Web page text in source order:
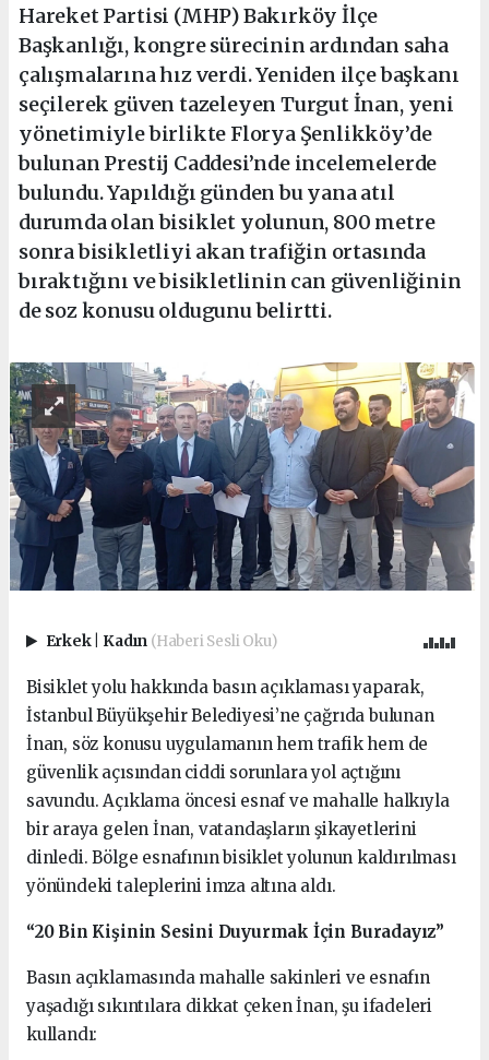
Hareket Partisi (MHP) Bakırköy İlçe
Başkanlığı, kongre sürecinin ardından saha
çalışmalarına hız verdi. Yeniden ilçe başkanı
seçilerek güven tazeleyen Turgut İnan, yeni
yönetimiyle birlikte Florya Şenlikköy’de
bulunan Prestij Caddesi’nde incelemelerde
bulundu. Yapıldığı günden bu yana atıl
durumda olan bisiklet yolunun, 800 metre
sonra bisikletliyi akan trafiğin ortasında
bıraktığını ve bisikletlinin can güvenliğinin
de soz konusu oldugunu belirtti.
Erkek Kadın (Haberi Sesli Oku)
Bisiklet yolu hakkında basın açıklaması yaparak,
İstanbul Büyükşehir Belediyesi’ne çağrıda bulunan
İnan, söz konusu uygulamanın hem trafik hem de
güvenlik açısından ciddi sorunlara yol açtığını
savundu. Açıklama öncesi esnaf ve mahalle halkıyla
bir araya gelen İnan, vatandaşların şikayetlerini
dinledi. Bölge esnafının bisiklet yolunun kaldırılması
yönündeki taleplerini imza altına aldı.
“20 Bin Kişinin Sesini Duyurmak İçin Buradayız”
Basın açıklamasında mahalle sakinleri ve esnafın
yaşadığı sıkıntılara dikkat çeken İnan, şu ifadeleri
kullandı: